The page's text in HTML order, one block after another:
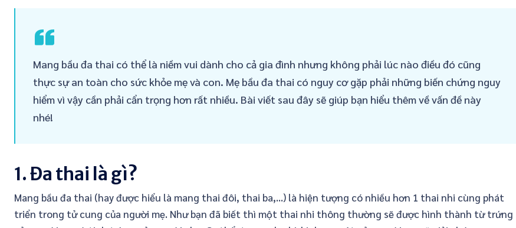
Mang bầu đa thai có thể là niềm vui dành cho cả gia đình nhưng không phải lúc nào điều đó cũng
thực sự an toàn cho sức khỏe mẹ và con. Mẹ bầu đa thai có nguy cơ gặp phải những biến chứng nguy
hiểm vì vậy cần phải cẩn trọng hơn rất nhiều. Bài viết sau đây sẽ giúp bạn hiểu thêm về vấn đề này
nhé!
1. Đa thai là gì?
Mang bầu đa thai (hay được hiểu là mang thai đôi, thai ba,...) là hiện tượng có nhiều hơn 1 thai nhi cùng phát
triển trong tử cung của người mẹ. Như bạn đã biết thì một thai nhi thông thường sẽ được hình thành từ trứng